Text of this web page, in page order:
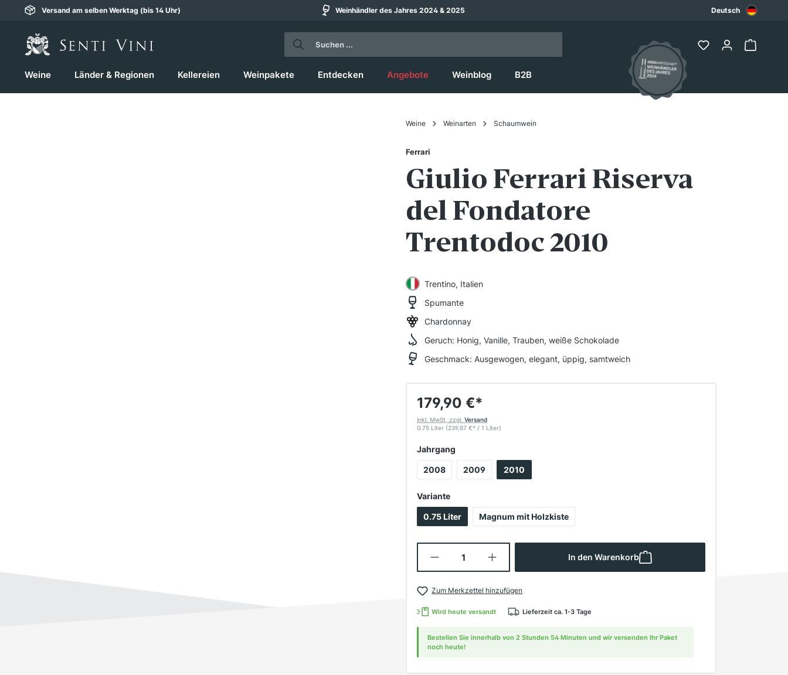
Zur Hauptnavigation springen
Versand am selben Werktag (bis 14 Uhr) Weinhändler des Jahres 2024 & 2025 Deutsch
Weine Länder & Regionen Kellereien Weinpakete Entdecken Angebote Weinblog B2B
Weine Weinarten Schaumwein
Ferrari
Giulio Ferrari Riserva
del Fondatore
Trentodoc 2010
Trentino, Italien
Spumante
Chardonnay
Geruch: Honig, Vanille, Trauben, weiße Schokolade
Geschmack: Ausgewogen, elegant, üppig, samtweich
179,90 €*
inkl. MwSt, zzgl. Versand
0.75 Liter (239,87 €* / 1 Liter)
Jahrgang
2008 2009 2010
Varianteauswählen
0.75 Liter Magnum mit Holzkiste
Produkt Anzahl: Gib den gewünschten Wert ein oder
In den Warenkorb
Zum Merkzettel hinzufügen
Wird heute versandt Lieferzeit ca. 1-3 Tage
Bestellen Sie innerhalb von 2 Stunden 54 Minuten und wir versenden Ihr Paket
noch heute!